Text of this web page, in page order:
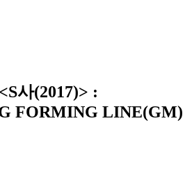
<S사(2017)> :
FORMING LINE(GM)